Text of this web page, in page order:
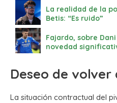
La realidad de la
Betis: “Es ruido”
Fajardo, sobre
novedad
Deseo de volver
La situación contractual del